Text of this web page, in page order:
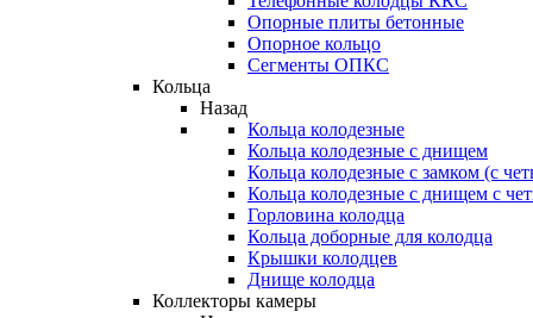
Опорные плиты бетонные
Опорное кольцо
Сегменты ОПКС
Кольца
Назад
Кольца колодезные
Кольца колодезные с днищем
Кольца колодезные с замком (с
Кольца колодезные с днищем с
Горловина колодца
Кольца доборные для колодца
Крышки колодцев
Днище колодца
Коллекторы камеры